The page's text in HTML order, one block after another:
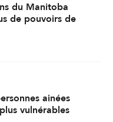
du Manitoba
de pouvoirs de
ainées
vulnérables